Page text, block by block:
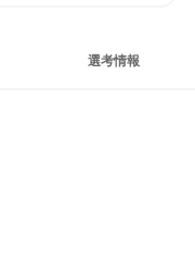
選考情報